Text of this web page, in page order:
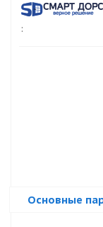
:
Основные